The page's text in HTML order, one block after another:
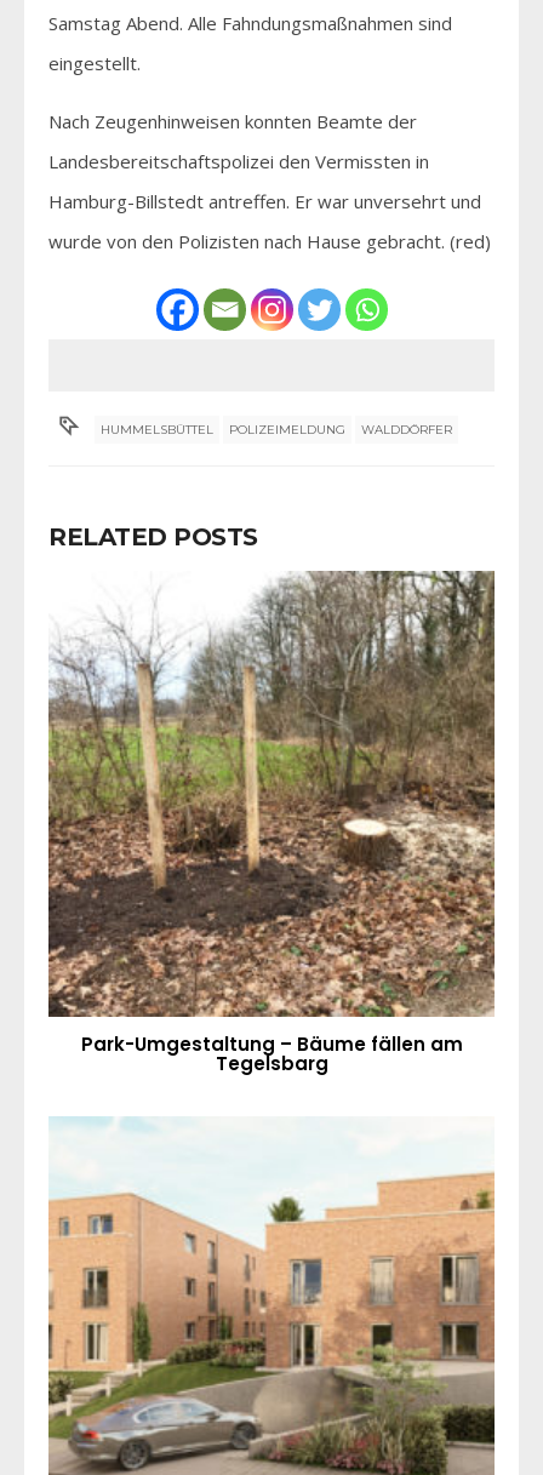
Samstag Abend. Alle Fahndungsmaßnahmen sind
eingestellt.
Nach Zeugenhinweisen konnten Beamte der
Landesbereitschaftspolizei den Vermissten in
Hamburg-Billstedt antreffen. Er war unversehrt und
wurde von den Polizisten nach Hause gebracht. (red)
HUMMELSBÜTTEL POLIZEIMELDUNG WALDDÖRFER
RELATED POSTS
Park-Umgestaltung – Bäume fällen am
Tegelsbarg